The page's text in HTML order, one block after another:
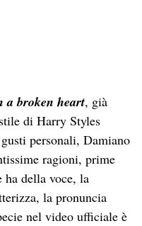
a broken heart, già
di Harry Styles
personali, Damiano
ragioni, prime
della voce, la
la pronuncia
nel video ufficiale è